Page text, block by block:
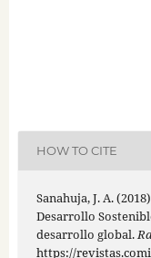
HOW TO CITE
Sanahuja, J. A.
Desarrollo
desarrollo global.
https://